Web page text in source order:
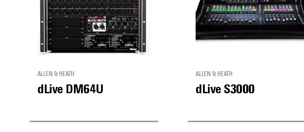
ALLEN & HEATH
dLive DM64U
ALLEN & HEATH
dLive S3000